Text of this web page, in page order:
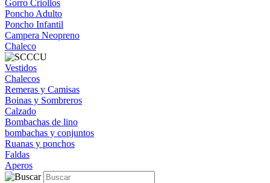
Gorro Criollos
Poncho Adulto
Poncho Infantil
Campera Neopreno
Chaleco
Vestidos
Chalecos
Remeras y Camisas
Boinas y Sombreros
Calzado
Bombachas de lino
bombachas y conjuntos
Ruanas y ponchos
Faldas
Aperos